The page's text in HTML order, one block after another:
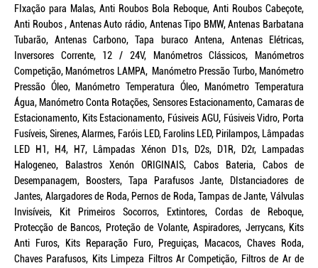
FIxação para Malas, Anti Roubos Bola Reboque, Anti Roubos Cabeçote,
Anti Roubos , Antenas Auto rádio, Antenas Tipo BMW, Antenas Barbatana
Tubarão, Antenas Carbono, Tapa buraco Antena, Antenas Elétricas,
Inversores Corrente, 12 / 24V, Manómetros Clássicos, Manómetros
Competição, Manómetros LAMPA, Manómetro Pressão Turbo, Manómetro
Pressão Óleo, Manómetro Temperatura Óleo, Manómetro Temperatura
Água, Manómetro Conta Rotações, Sensores Estacionamento, Camaras de
Estacionamento, Kits Estacionamento, Fúsiveis AGU, Fúsiveis Vidro, Porta
Fusíveis, Sirenes, Alarmes, Faróis LED, Farolins LED, Pirilampos, Lâmpadas
LED H1, H4, H7, Lâmpadas Xénon D1s, D2s, D1R, D2r, Lampadas
Halogeneo, Balastros Xenón ORIGINAIS, Cabos Bateria, Cabos de
Desempanagem, Boosters, Tapa Parafusos Jante, DIstanciadores de
Jantes, Alargadores de Roda, Pernos de Roda, Tampas de Jante, Válvulas
Invisíveis, Kit Primeiros Socorros, Extintores, Cordas de Reboque,
Protecção de Bancos, Proteção de Volante, Aspiradores, Jerrycans, Kits
Anti Furos, Kits Reparação Furo, Preguiças, Macacos, Chaves Roda,
Chaves Parafusos, Kits Limpeza Filtros Ar Competição, Filtros de Ar de